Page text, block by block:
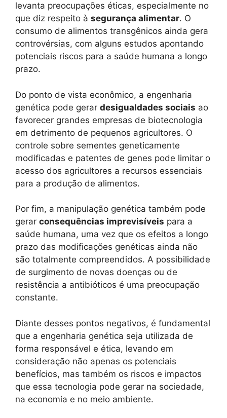
levanta preocupações éticas, especialmente no
que diz respeito à segurança alimentar. O
consumo de alimentos transgênicos ainda gera
controvérsias, com alguns estudos apontando
potenciais riscos para a saúde humana a longo
prazo.
Do ponto de vista econômico, a engenharia
genética pode gerar desigualdades sociais ao
favorecer grandes empresas de biotecnologia
em detrimento de pequenos agricultores. O
controle sobre sementes geneticamente
modificadas e patentes de genes pode limitar o
acesso dos agricultores a recursos essenciais
para a produção de alimentos.
Por fim, a manipulação genética também pode
gerar consequências imprevisíveis para a
saúde humana, uma vez que os efeitos a longo
prazo das modificações genéticas ainda não
são totalmente compreendidos. A possibilidade
de surgimento de novas doenças ou de
resistência a antibióticos é uma preocupação
constante.
Diante desses pontos negativos, é fundamental
que a engenharia genética seja utilizada de
forma responsável e ética, levando em
consideração não apenas os potenciais
benefícios, mas também os riscos e impactos
que essa tecnologia pode gerar na sociedade,
na economia e no meio ambiente.